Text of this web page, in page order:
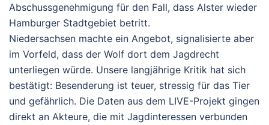
Abschussgenehmigung für den Fall, dass Alster wieder
Hamburger Stadtgebiet betritt.
Niedersachsen machte ein Angebot, signalisierte aber
im Vorfeld, dass der Wolf dort dem Jagdrecht
unterliegen würde. Unsere langjährige Kritik hat sich
bestätigt: Besenderung ist teuer, stressig für das Tier
und gefährlich. Die Daten aus dem LIVE-Projekt gingen
direkt an Akteure, die mit Jagdinteressen verbunden